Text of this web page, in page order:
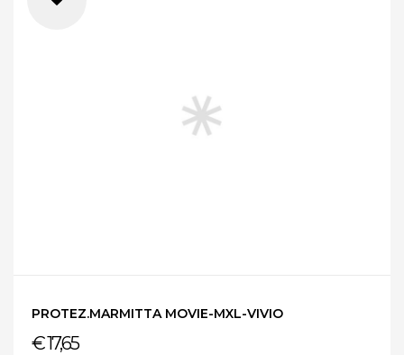
PROTEZ.MARMITTA MOVIE-MXL-VIVIO
€ 17,65